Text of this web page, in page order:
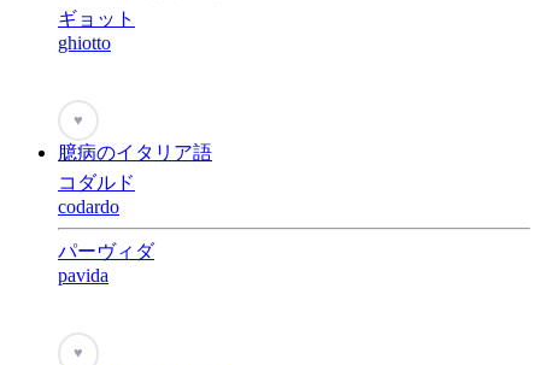
ギョット
ghiotto
♥
臆病のイタリア語
コダルド
codardo
パーヴィダ
pavida
♥